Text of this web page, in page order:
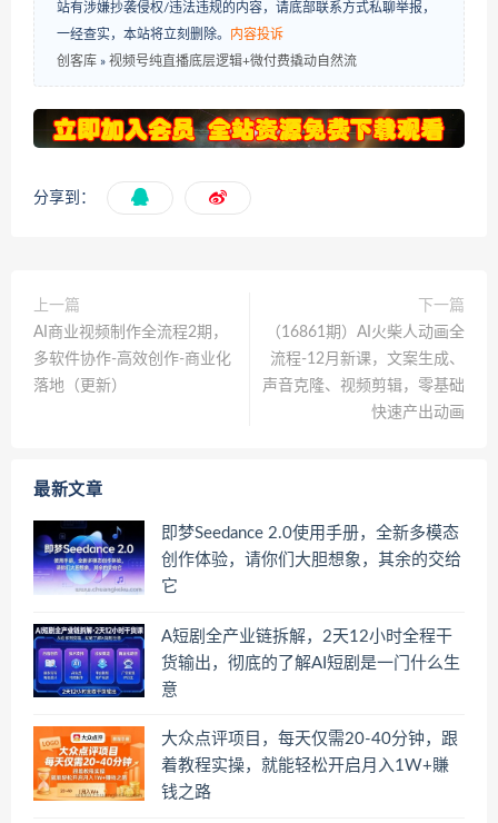
站有涉嫌抄袭侵权/违法违规的内容，请底部联系方式私聊举报，
一经查实，本站将立刻删除。
内容投诉
创客库 » 视频号纯直播底层逻辑+微付费撬动自然流
分享到：
上一篇
AI商业视频制作全流程2期，
多软件协作-高效创作-商业化
落地（更新）
下一篇
（16861期）AI火柴人动画全
流程-12月新课，文案生成、
声音克隆、视频剪辑，零基础
快速产出动画
最新文章
即梦Seedance 2.0使用手册，全新多模态
创作体验，请你们大胆想象，其余的交给
它
A短剧全产业链拆解，2天12小时全程干
货输出，彻底的了解AI短剧是一门什么生
意
大众点评项目，每天仅需20-40分钟，跟
着教程实操，就能轻松开启月入1W+賺
钱之路